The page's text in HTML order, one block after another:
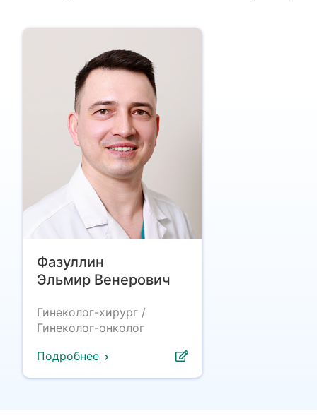
Фазуллин
Эльмир Венерович
Гинеколог-хирург /
Гинеколог-онколог
Подробнее